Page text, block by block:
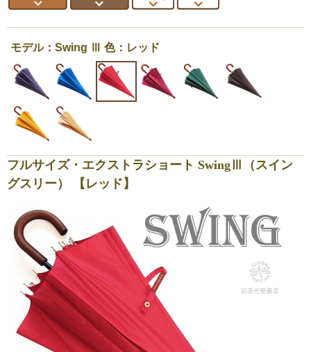
モデル：Swing Ⅲ 色：レッド
フルサイズ・エクストラショート SwingⅢ（スイン
グスリー） 【レッド】